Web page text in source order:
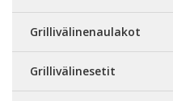
Grillivälinenaulakot
Grillivälinesetit